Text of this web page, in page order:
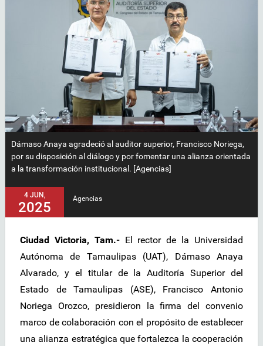
Dámaso Anaya agradeció al auditor superior, Francisco Noriega,
por su disposición al diálogo y por fomentar una alianza orientada
a la transformación institucional. [Agencias]
4 JUN,
2025
Agencias
Ciudad Victoria, Tam.-El rector de la Universidad
Autónoma de Tamaulipas (UAT), Dámaso Anaya
Alvarado, y el titular de la Auditoría Superior del
Estado de Tamaulipas (ASE), Francisco Antonio
Noriega Orozco, presidieron la firma del convenio
marco de colaboración con el propósito de establecer
una alianza estratégica que fortalezca la cooperación